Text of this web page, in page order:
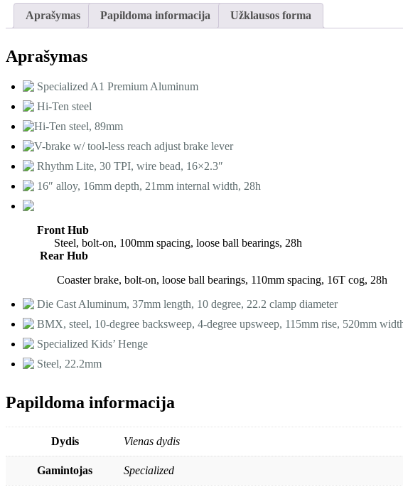
Aprašymas Papildoma informacija Užklausos forma
Aprašymas
Specialized A1 Premium Aluminum
Hi-Ten steel
Hi-Ten steel, 89mm
V-brake w/ tool-less reach adjust brake lever
Rhythm Lite, 30 TPI, wire bead, 16×2.3″
16″ alloy, 16mm depth, 21mm internal width, 28h
Front Hub
Steel, bolt-on, 100mm spacing, loose ball bearings, 28h
Rear Hub
Coaster brake, bolt-on, loose ball bearings, 110mm spacing, 16T cog, 28h
Die Cast Aluminum, 37mm length, 10 degree, 22.2 clamp diameter
BMX, steel, 10-degree backsweep, 4-degree upsweep, 115mm rise, 520mm
Specialized Kids’ Henge
Steel, 22.2mm
Papildoma informacija
Dydis Vienas dydis
Gamintojas Specialized